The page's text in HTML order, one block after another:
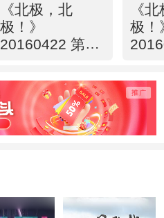
《北极，北
极！》
20160422 第一
《
极！